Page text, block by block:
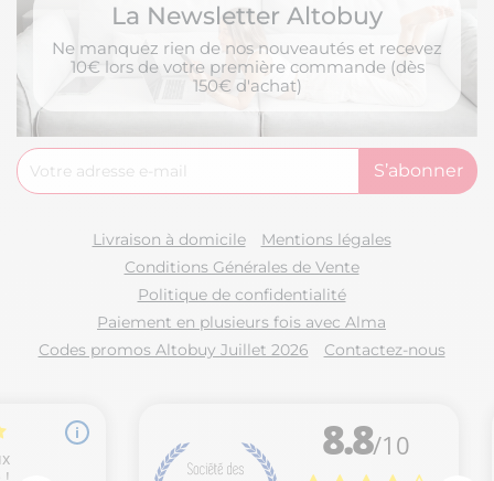
La Newsletter Altobuy
Ne manquez rien de nos nouveautés et recevez
10€ lors de votre première commande (dès
150€ d'achat)
Livraison à domicile
Mentions légales
Conditions Générales de Vente
Politique de confidentialité
Paiement en plusieurs fois avec Alma
Codes promos Altobuy Juillet 2026
Contactez-nous